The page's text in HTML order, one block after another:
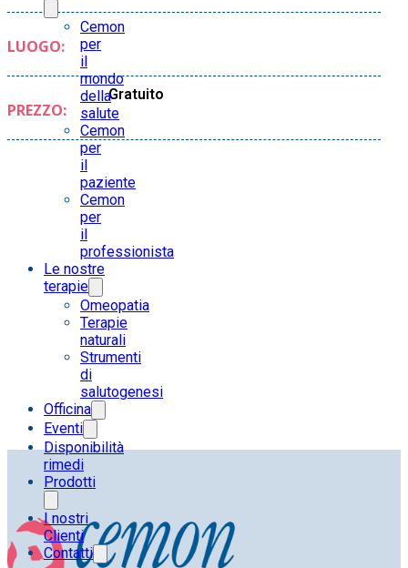
Cemon
per
il
mondo
della
salute
Cemon
per
il
paziente
Cemon
per
il
professionista
Le nostre
terapie
Omeopatia
Terapie
naturali
Strumenti
di
salutogenesi
Officina
Eventi
Disponibilità
rimedi
Prodotti
I nostri
Clienti
Contatti
LUOGO:
PREZZO:
Gratuito